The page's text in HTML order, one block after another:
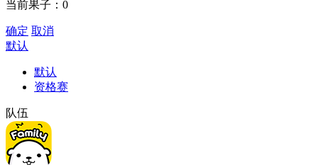
当前果子： 0
确定 取消
默认
默认
资格赛
队伍